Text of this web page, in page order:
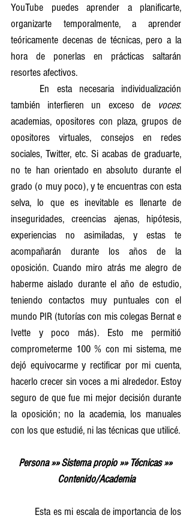
YouTube puedes aprender a planificarte,
organizarte temporalmente, a aprender
teóricamente decenas de técnicas, pero a la
hora de ponerlas en prácticas saltarán
resortes afectivos.
también interfieren un exceso de voces:
academias, opositores con plaza, grupos de
opositores virtuales, consejos en redes
sociales, Twitter, etc. Si acabas de graduarte,
no te han orientado en absoluto durante el
grado (o muy poco), y te encuentras con esta
selva, lo que es inevitable es llenarte de
inseguridades, creencias ajenas, hipótesis,
experiencias no asimiladas, y estas te
acompañarán durante los años de la
oposición. Cuando miro atrás me alegro de
haberme aislado durante el año de estudio,
teniendo contactos muy puntuales con el
mundo PIR (tutorías con mis colegas Bernat e
Ivette y poco más). Esto me permitió
comprometerme 100 % con mi sistema, me
dejó equivocarme y rectificar por mi cuenta,
hacerlo crecer sin voces a mi alrededor. Estoy
seguro de que fue mi mejor decisión durante
la oposición; no la academia, los manuales
con los que estudié, ni las técnicas que utilicé.
Persona »» Sistema propio »» Técnicas »»
Contenido/Academia